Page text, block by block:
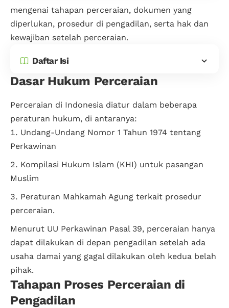
mengenai tahapan perceraian, dokumen yang
diperlukan, prosedur di pengadilan, serta hak dan
kewajiban setelah perceraian.
Daftar Isi
Dasar Hukum Perceraian
Perceraian di Indonesia diatur dalam beberapa
peraturan hukum, di antaranya:
Undang-Undang Nomor 1 Tahun 1974 tentang
Perkawinan
Kompilasi Hukum Islam (KHI) untuk pasangan
Muslim
Peraturan Mahkamah Agung terkait prosedur
perceraian.
Menurut UU Perkawinan Pasal 39, perceraian hanya
dapat dilakukan di depan pengadilan setelah ada
usaha damai yang gagal dilakukan oleh kedua belah
pihak.
Tahapan Proses Perceraian di
Pengadilan